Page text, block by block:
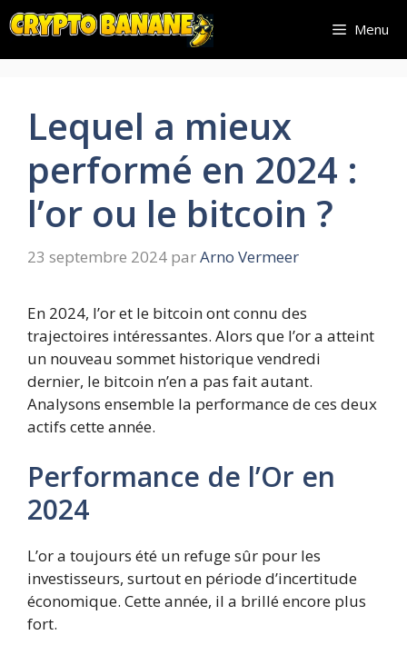
Aller
au
contenu
Menu
Lequel a mieux
performé en 2024 :
l’or ou le bitcoin ?
23 septembre 2024 parArno Vermeer
En 2024, l’or et le bitcoin ont connu des
trajectoires intéressantes. Alors que l’or a atteint
un nouveau sommet historique vendredi
dernier, le bitcoin n’en a pas fait autant.
Analysons ensemble la performance de ces deux
actifs cette année.
Performance de l’Or en
2024
L’or a toujours été un refuge sûr pour les
investisseurs, surtout en période d’incertitude
économique. Cette année, il a brillé encore plus
fort.